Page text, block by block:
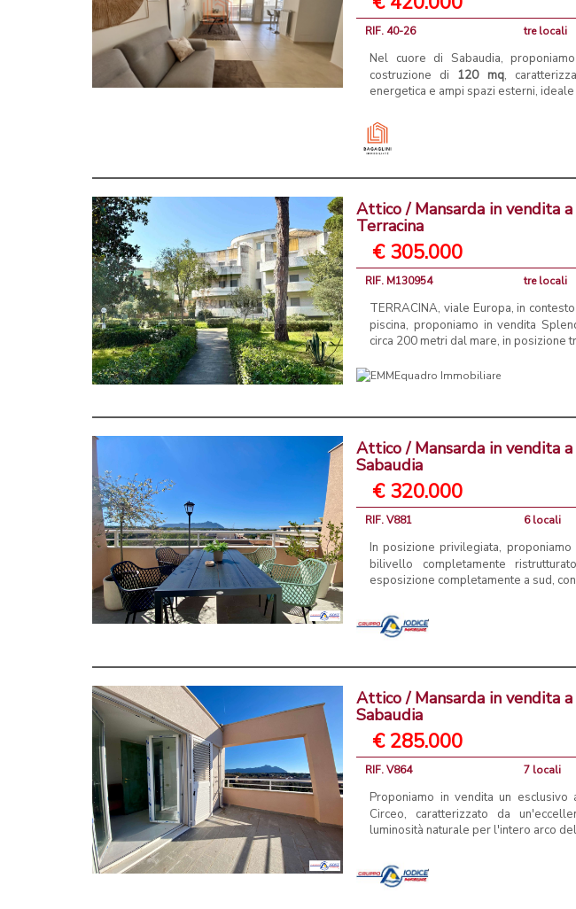
RIF. 40-26 tre locali
Nel cuore di Sabaudia,
costruzione di 120 mq,
energetica e ampi spazi esterni,
Attico / Mansarda in vendita
Terracina
€ 305.000
RIF. M130954 tre locali
TERRACINA, viale Europa, in
piscina, proponiamo in vendita
circa 200 metri dal mare, in posizione
Attico / Mansarda in vendita
Sabaudia
€ 320.000
RIF. V881 6 locali
In posizione privilegiata,
bilivello completamente
esposizione completamente a sud,
Attico / Mansarda in vendita
Sabaudia
€ 285.000
RIF. V864 7 locali
Proponiamo in vendita un
Circeo, caratterizzato da
luminosità naturale per l'intero arco